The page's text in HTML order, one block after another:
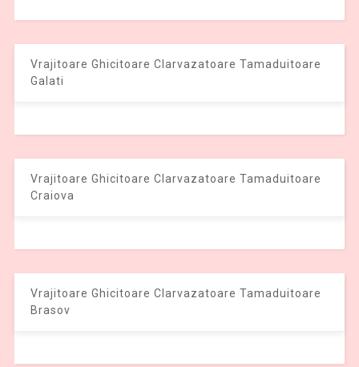
Vrajitoare Ghicitoare Clarvazatoare Tamaduitoare
Galati
Vrajitoare Ghicitoare Clarvazatoare Tamaduitoare
Craiova
Vrajitoare Ghicitoare Clarvazatoare Tamaduitoare
Brasov